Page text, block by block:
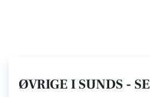
ØVRIGE I SUNDS -